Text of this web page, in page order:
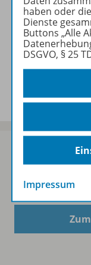
Lösungen
Sofort profitieren
haben oder
Dienste
Buttons „Alle
DSGVO, § 25
Impressum